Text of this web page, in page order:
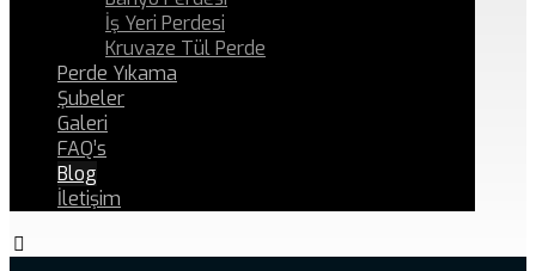
İş Yeri Perdesi
Kruvaze Tül Perde
Perde Yıkama
Şubeler
Galeri
FAQ’s
Blog
İletişim